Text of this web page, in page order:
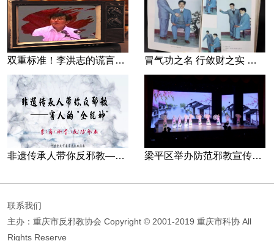
双重标准！李洪志的谎言藏不住了 冒气功之名 行敛财之实 张宏堡义女“小倩”团伙覆灭记
非遗传承人带你反邪教—害人的“全能神” 梁平区举办防范邪教宣传专场文艺演出
联系我们
主办：重庆市反邪教协会 Copyright © 2001-2019 重庆市科协 All
Rights Reserve